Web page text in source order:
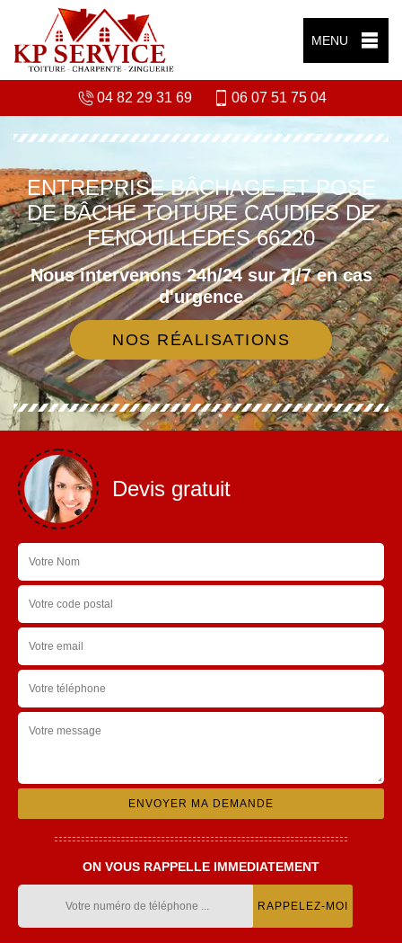
MENU
04 82 29 31 69 06 07 51 75 04
ENTREPRISE BÂCHAGE ET POSE
DE BÂCHE TOITURE CAUDIES DE
FENOUILLEDES 66220
Nous intervenons 24h/24 sur 7j/7 en cas
d'urgence
NOS RÉALISATIONS
Devis gratuit
ON VOUS RAPPELLE IMMEDIATEMENT